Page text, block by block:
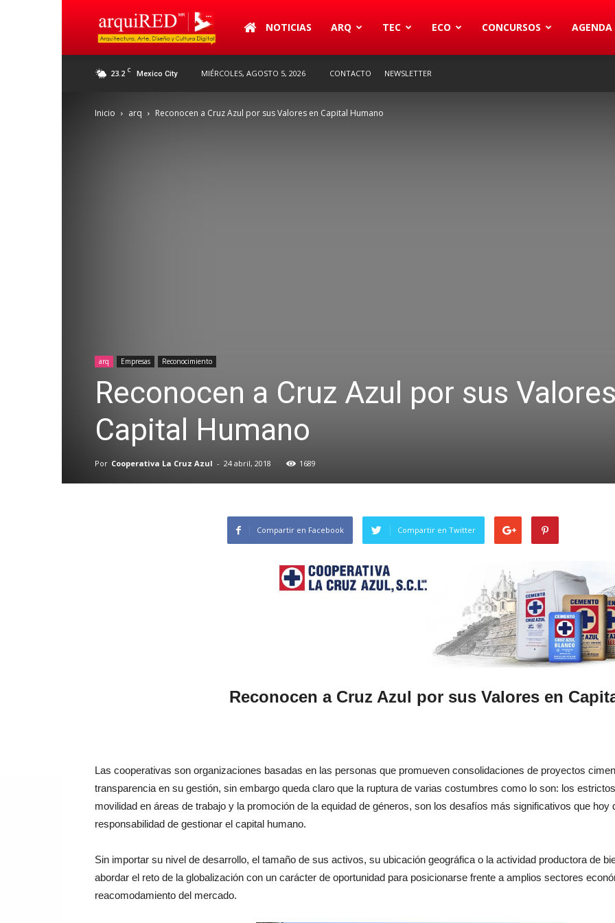
arquiREDNOTICIAS ARQ TEC ECO CONCURSOS AGENDA
23.2 C Mexico City MIÉRCOLES, AGOSTO 5, 2026 CONTACTO NEWSLETTER
Inicio arq Reconocen a Cruz Azul por sus Valores en Capital Humano
arq Empresas Reconocimiento
Reconocen a Cruz Azul por sus
Capital Humano
Por Cooperativa La Cruz Azul - 24 abril, 2018 1689
Compartir en Facebook Compartir en Twitter
Reconocen a Cruz Azul por sus Valores en
Las cooperativas son organizaciones basadas en las personas que promueven consolidaciones de proyectos
transparencia en su gestión, sin embargo queda claro que la ruptura de varias costumbres como lo son: los
movilidad en áreas de trabajo y la promoción de la equidad de géneros, son los desafíos más significativos que hoy
responsabilidad de gestionar el capital humano.
Sin importar su nivel de desarrollo, el tamaño de sus activos, su ubicación geográfica o la actividad productora de
abordar el reto de la globalización con un carácter de oportunidad para posicionarse frente a amplios sectores
reacomodamiento del mercado.